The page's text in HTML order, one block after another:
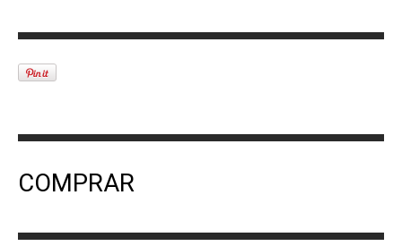
COMPRAR